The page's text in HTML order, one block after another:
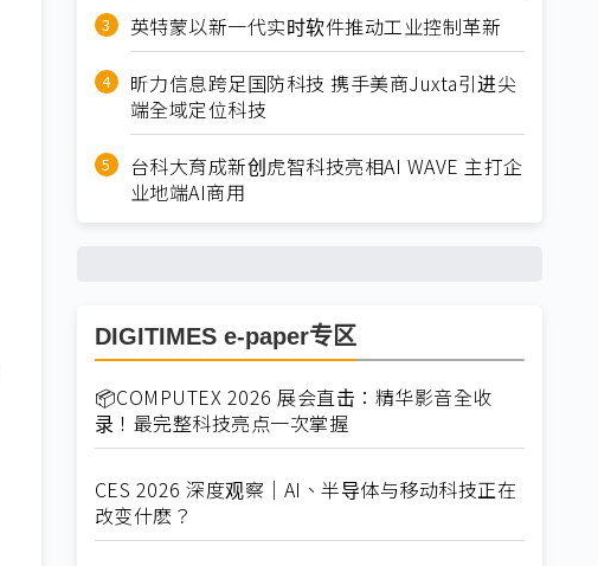
英特蒙以新一代实时软件推动工业控制革新
昕力信息跨足国防科技 携手美商Juxta引进尖
端全域定位科技
台科大育成新创虎智科技亮相AI WAVE 主打企
业地端AI商用
DIGITIMES e-paper专区
📦COMPUTEX 2026 展会直击：精华影音全收
录！最完整科技亮点一次掌握
CES 2026 深度观察｜AI、半导体与移动科技正在
改变什麽？